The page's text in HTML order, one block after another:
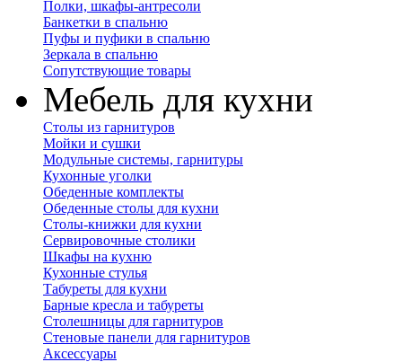
Полки, шкафы-антресоли
Банкетки в спальню
Пуфы и пуфики в спальню
Зеркала в спальню
Сопутствующие товары
Мебель для кухни
Столы из гарнитуров
Мойки и сушки
Модульные системы, гарнитуры
Кухонные уголки
Обеденные комплекты
Обеденные столы для кухни
Столы-книжки для кухни
Сервировочные столики
Шкафы на кухню
Кухонные стулья
Табуреты для кухни
Барные кресла и табуреты
Столешницы для гарнитуров
Стеновые панели для гарнитуров
Аксессуары